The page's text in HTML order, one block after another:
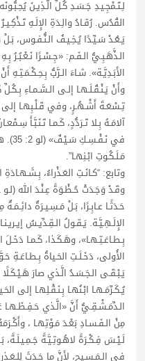
لِـتَـمْجِـيـدِ جَـسَـدِ كُـلِّ الَّـذِيـنَ
القُدُس. رُقـادُ والِـدَةِ الإِلَـهِ تَـذْكِـيـرٌ
يَـعُـدْ سَـيِّـدًا يُـخِـيـفُ الـنُّـفـوس،
الـذَّهَـبِـيُّ الـفَـم: «جِـسْـرًا نَـعْـبُـرُ
الأَبَـدِيَّـة». شـاءَ الـرَّبُّ بِـحِـكْـمَـتِـهِ
وأَنْ يَـنْـقُـلَـهـا إلـى الـسَّـمـاءِ
تِـسْعَـةَ أَشْـهُـرٍ، وفي قَـلْـبِهـا إلى
آلامَـهُ بِـلا تَـرَدُّدٍ، كَـمـا تَـنَـبَّـأَ
في
مَـلَـكُـوتِ ابْـنِهـا”.
وتابع: “كـانَـتِ العَـذْراءُ، بِـشَـهـادَةِ
حَـدَثًـا عـابِـرًا، بَـلْ مَـسِـيـرَةٌ دائِـمَـةٌ
الإِلَـهِـيَّـة. يَـقـولُ الـقِـدِّيـسُ
بِـطـاعَـتِـهـا»، وهَـكَـذا، كَـمـا
الأُولى، دَخَـلَـتِ الحَـياةُ بِـطـاعَـةِ
يَـبْـقَـى الـجَـسَـدُ الَّـذي صارَ
يُـكَـرِّمَـهـا ابْـنُهـا بِـنَـقْـلِهـا إلى
الـدِّمَـشْـقِـيُّ أَنَّ «الَّـذي
مِنْ الـفَـسـادِ بَعْـدَ مَـوْتِهـا ،
لَـيْـسَ فِـكْـرَةً لاهُـوتِـيَّـةً
في الـمَـسـيح، لأَنَّ ما حَـدَثَ